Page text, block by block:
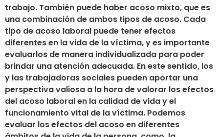
trabajo. También puede haber acoso mixto, que es
una combinación de ambos tipos de acoso. Cada
tipo de acoso laboral puede tener efectos
diferentes en la vida de la víctima, y es importante
evaluarlos de manera individualizada para poder
brindar una atención adecuada. En este sentido, los
y las trabajadoras sociales pueden aportar una
perspectiva valiosa a la hora de valorar los efectos
del acoso laboral en la calidad de vida y el
funcionamiento vital de la víctima. Podemos
evaluar los efectos del acoso en diferentes